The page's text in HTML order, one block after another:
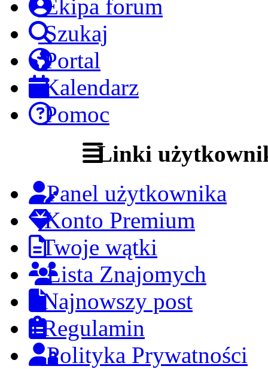
Ekipa forum
Szukaj
Portal
Kalendarz
Pomoc
Linki
Panel użytkownika
Konto Premium
Twoje wątki
Lista Znajomych
Najnowszy post
Regulamin
Polityka Prywatności